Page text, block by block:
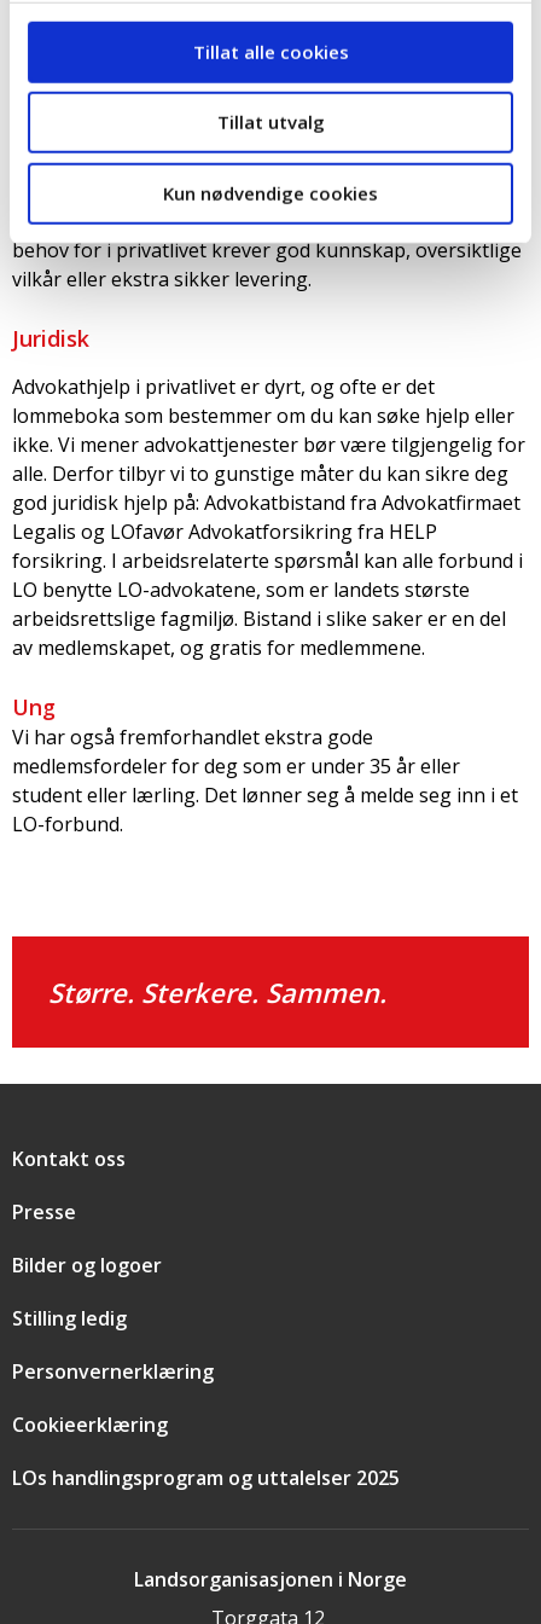
Tillat alle cookies
Tillat utvalg
Kun nødvendige cookies
medlemmer har vi kraften til å forhandle frem gunstige
og trygge avtaler for deg i privatlivet.
Vi har forhandlet frem gode medlemsfordeler innen salg
av bolig, boliglån, forsikring, strøm og mye mer. Dette
har vi gjort nettopp fordi noen av tjenestene vi har
behov for i privatlivet krever god kunnskap, oversiktlige
vilkår eller ekstra sikker levering.
Juridisk
Advokathjelp i privatlivet er dyrt, og ofte er det
lommeboka som bestemmer om du kan søke hjelp eller
ikke. Vi mener advokattjenester bør være tilgjengelig for
alle. Derfor tilbyr vi to gunstige måter du kan sikre deg
god juridisk hjelp på: Advokatbistand fra Advokatfirmaet
Legalis og LOfavør Advokatforsikring fra HELP
forsikring. I arbeidsrelaterte spørsmål kan alle forbund i
LO benytte LO-advokatene, som er landets største
arbeidsrettslige fagmiljø. Bistand i slike saker er en del
av medlemskapet, og gratis for medlemmene.
Ung
Vi har også fremforhandlet ekstra gode
medlemsfordeler for deg som er under 35 år eller
student eller lærling. Det lønner seg å melde seg inn i et
LO-forbund.
Større. Sterkere. Sammen.
Landsorganisasjonen i Norge
Torggata 12
Snarveier
Kontakt oss
Presse
Bilder og logoer
Stilling ledig
Personvernerklæring
Cookieerklæring
LOs handlingsprogram og uttalelser 2025